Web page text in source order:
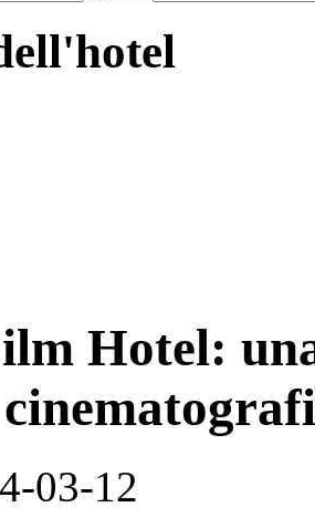
Hotel:
03-12